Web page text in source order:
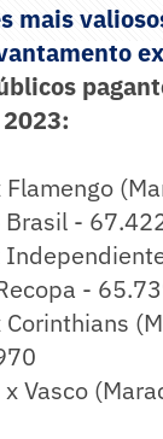
mais
-
-
Corinthians
Vasco